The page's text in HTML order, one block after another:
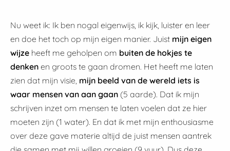
Nu weet ik: Ik ben nogal eigenwijs, ik kijk, luister en leer
en doe het toch op mijn eigen manier. Juist mijn eigen
wijze heeft me geholpen om buiten de hokjes te
denken en groots te gaan dromen. Het heeft me laten
zien dat mijn visie, mijn beeld van de wereld iets is
waar mensen van aan gaan (5 aarde). Dat ik mijn
schrijven inzet om mensen te laten voelen dat ze hier
moeten zijn (1 water). En dat ik met mijn enthousiasme
over deze gave materie altijd de juist mensen aantrek